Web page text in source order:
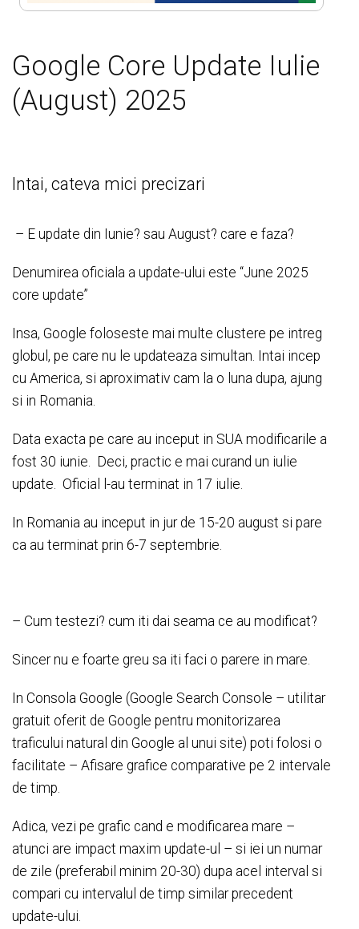
Google Core Update Iulie
(August) 2025
Intai, cateva mici precizari
– E update din Iunie? sau August? care e faza?
Denumirea oficiala a update-ului este “June 2025
core update”
Insa, Google foloseste mai multe clustere pe intreg
globul, pe care nu le updateaza simultan. Intai incep
cu America, si aproximativ cam la o luna dupa, ajung
si in Romania.
Data exacta pe care au inceput in SUA modificarile a
fost 30 iunie. Deci, practic e mai curand un iulie
update. Oficial l-au terminat in 17 iulie.
In Romania au inceput in jur de 15-20 august si pare
ca au terminat prin 6-7 septembrie.
– Cum testezi? cum iti dai seama ce au modificat?
Sincer nu e foarte greu sa iti faci o parere in mare.
In Consola Google (Google Search Console – utilitar
gratuit oferit de Google pentru monitorizarea
traficului natural din Google al unui site) poti folosi o
facilitate – Afisare grafice comparative pe 2 intervale
de timp.
Adica, vezi pe grafic cand e modificarea mare –
atunci are impact maxim update-ul – si iei un numar
de zile (preferabil minim 20-30) dupa acel interval si
compari cu intervalul de timp similar precedent
update-ului.